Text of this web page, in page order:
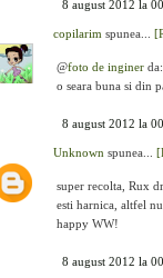
8 august 2012 la
copilarim spunea...
@foto de inginer
o seara buna si din
8 august 2012 la
Unknown spunea...
super recolta, Rux
esti harnica, altfel
happy WW!
8 august 2012 la